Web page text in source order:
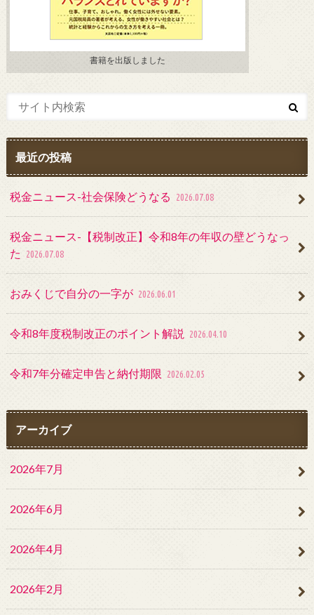
書籍を出版しました
最近の投稿
税金ニュース-社会保険どうなる 2026.07.08
税金ニュース-【税制改正】令和8年の年収の壁どうなっ
た
2026.07.08
おみくじで自分の一字が 2026.06.01
令和8年度税制改正のポイント解説 2026.04.10
令和7年分確定申告と納付期限 2026.02.05
アーカイブ
2026年7月
2026年6月
2026年4月
2026年2月